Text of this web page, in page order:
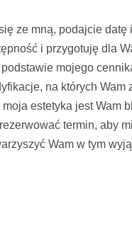
ze mną, podajcie datę
i przygotuję dla
mojego
na których Wam
estetyka jest Wam
termin, aby
Wam w tym